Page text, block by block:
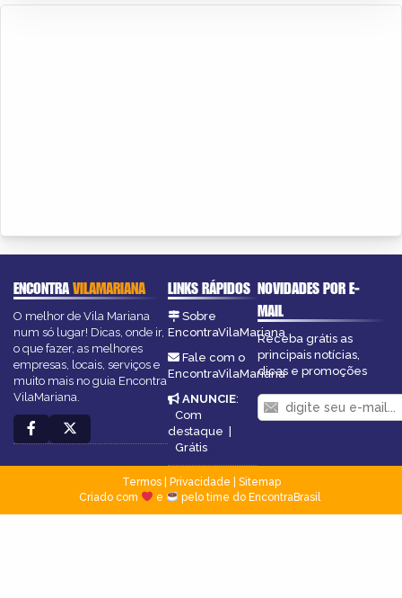
ENCONTRAVILAMARIANA
O melhor de Vila Mariana
num só lugar! Dicas, onde ir,
o que fazer, as melhores
empresas, locais, serviços e
muito mais no guia Encontra
VilaMariana.
LINKS RÁPIDOS
Sobre
EncontraVilaMariana
Fale com o
EncontraVilaMariana
ANUNCIE:
Com
destaque |
Grátis
NOVIDADES POR E-
MAIL
Receba grátis as
principais notícias,
dicas e promoções
Termos| Privacidade
Sitemap
Criado com
e pelo time do EncontraBrasil